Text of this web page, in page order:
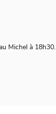
Michel à 18h30.